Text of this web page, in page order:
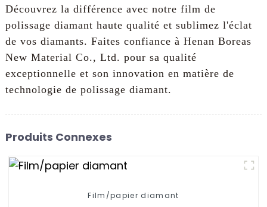
Découvrez la différence avec notre film de
polissage diamant haute qualité et sublimez l'éclat
de vos diamants. Faites confiance à Henan Boreas
New Material Co., Ltd. pour sa qualité
exceptionnelle et son innovation en matière de
technologie de polissage diamant.
Produits Connexes
Film/papier diamant